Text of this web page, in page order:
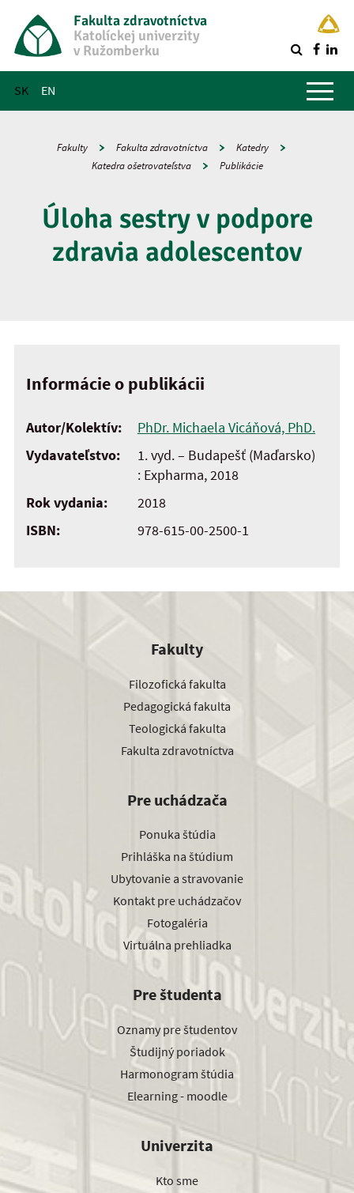
Fakulta zdravotníctva
Katolíckej univerzity
v Ružomberku
SK EN
Hlavné menu
Fakulty Fakulta zdravotníctva
Katedry
Katedra ošetrovateľstva
Publikácie
Úloha sestry v podpore
zdravia adolescentov
Informácie o publikácii
Autor/Kolektív:
PhDr. Michaela Vicáňová, PhD.
Vydavateľstvo:
1. vyd. – Budapešť (Maďarsko)
: Expharma, 2018
Rok vydania:
2018
ISBN:
978-615-00-2500-1
Fakulty
Filozofická fakulta
Pedagogická fakulta
Teologická fakulta
Fakulta zdravotníctva
Pre uchádzača
Ponuka štúdia
Prihláška na štúdium
Ubytovanie a stravovanie
Kontakt pre uchádzačov
Fotogaléria
Virtuálna prehliadka
Pre študenta
Oznamy pre študentov
Študijný poriadok
Harmonogram štúdia
Elearning - moodle
Univerzita
Kto sme